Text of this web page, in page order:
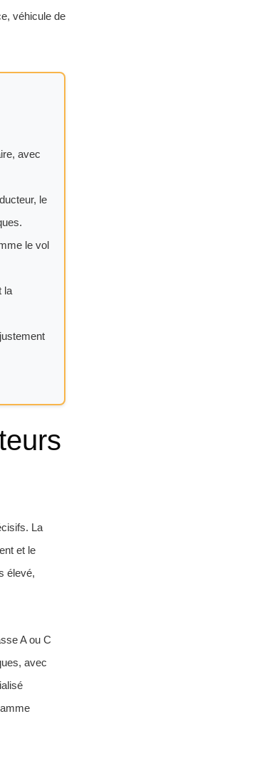
véhicule de
avec
le
le vol
la
La
et le
élevé,
A ou C
avec